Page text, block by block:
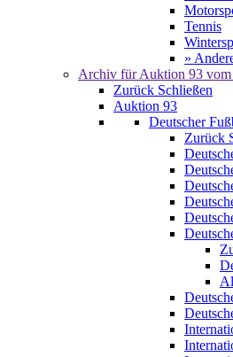
Tennis
»
Archiv für Auktion 93
Zurück Schließen
Auktion 93
Deutscher
Zurück